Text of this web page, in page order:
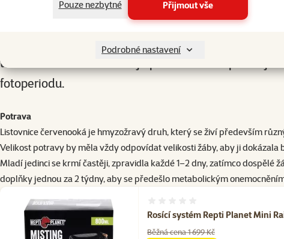
Pouze nezbytné
Přijmout vše
Podrobné nastavení
Listovnice červenooké jsou noční živočichové a
teráriu. Pro dosažení co nejlepšího zdraví
fotoperiodu.
Potrava
Listovnice červenooká je hmyzožravý druh, který se živí především
Velikost potravy by měla vždy odpovídat velikosti žáby, aby ji dokázala
Mladí jedinci se krmí častěji, zpravidla každé 1–2 dny, zatímco
doplňky jednou za 2 týdny, aby se předešlo metabolickým
Rosící systém Repti Planet Mini
Běžná cena 1 699 Kč